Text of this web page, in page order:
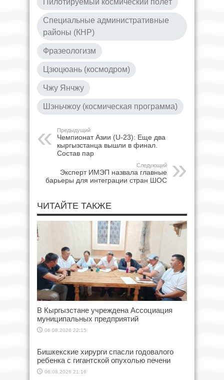
Специальные административные
районы (КНР)
Фразеологизм
Цзюцюань (космодром)
Чжу Янчжу
Шэньчжоу (космическая программа)
Предыдущий
Чемпионат Азии (U-23): Еще два
кыргызстанца вышли в финал.
Состав пар
Следующий
Эксперт ИМЭП назвала главные
барьеры для интеграции стран ШОС
ЧИТАЙТЕ ТАКЖЕ
В Кыргызстане учреждена Ассоциация
муниципальных предприятий
06.08.2026 22:15
Бишкекские хирурги спасли годовалого
ребенка с гигантской опухолью печени
06.08.2026 21:16